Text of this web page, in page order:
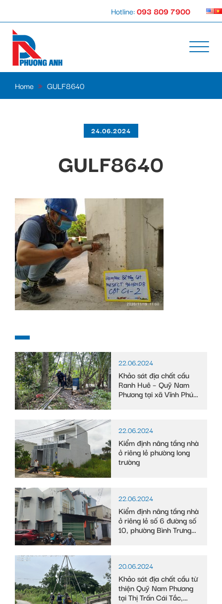
Hotline:093 809 7900
Home » GULF8640
24.06.2024
GULF8640
22.06.2024
Khảo sát địa chất cầu
Ranh Huê – Quỹ Nam
Phương tại xã Vĩnh Phú
22.06.2024
Kiểm định nâng tầng nhà
ở riêng lẻ phường long
trường
22.06.2024
Kiểm định nâng tầng nhà
ở riêng lẻ số 6 đường số
10, phường Bình Trưng
20.06.2024
Khảo sát địa chất cầu từ
thiện Quỹ Nam Phương
tại Thị Trấn Cái Tắc,